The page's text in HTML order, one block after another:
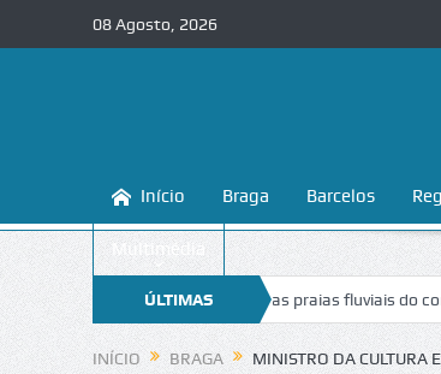
08 Agosto, 2026
Início Braga Barcelos
Multimédia
ÚLTIMAS
NOTÍCIAS
e proteger as praias fluviais do concelho
INÍCIO BRAGA MINISTRO DA CULTURA